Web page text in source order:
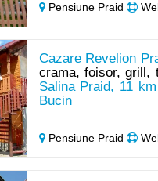
Pensiune Praid
Cazare Revelion
crama, foisor, grill,
Salina Praid, 11
Bucin
Pensiune Praid